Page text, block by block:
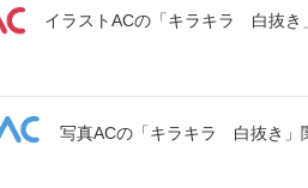
イラストACの「キラキラ 白抜き
写真ACの「キラキラ 白抜き」